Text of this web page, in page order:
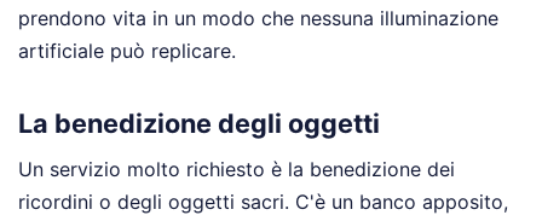
prendono vita in un modo che nessuna illuminazione
artificiale può replicare.
La benedizione degli oggetti
Un servizio molto richiesto è la benedizione dei
ricordini o degli oggetti sacri. C'è un banco apposito,